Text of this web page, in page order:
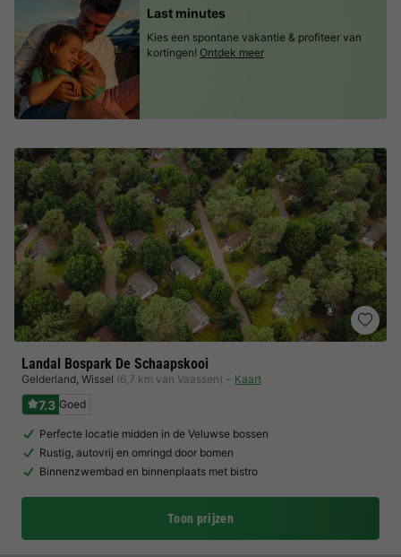
Landal Bospark De Schaapskooi
Gelderland, Wissel (6,7 km van Vaassen) Kaart
7.3 Goed
Perfecte locatie midden in de Veluwse bossen
Rustig, autovrij en omringd door bomen
Binnenzwembad en binnenplaats met bistro
Toon prijzen
Last minutes
Kies een spontane vakantie & profiteer van
kortingen! Ontdek meer